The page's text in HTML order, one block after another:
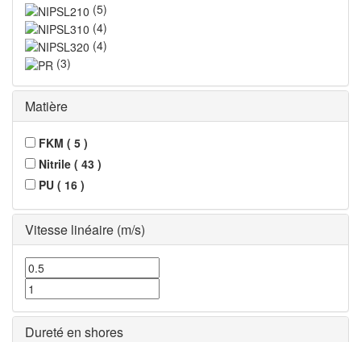
(5)
(4)
(4)
(3)
Matière
FKM ( 5 )
Nitrile ( 43 )
PU ( 16 )
Vitesse linéaire (m/s)
Dureté en shores